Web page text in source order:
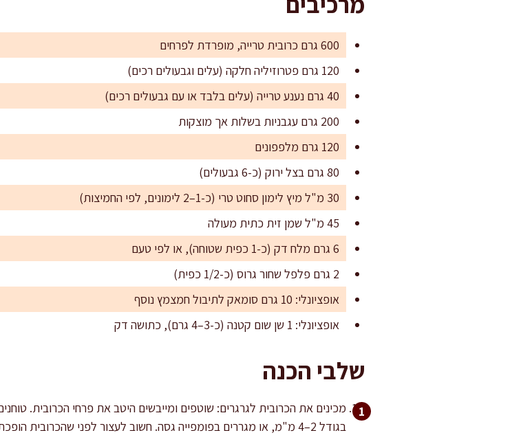
600 גרם כרובית טרייה, מופרדת לפרחים
120 גרם פטרוזיליה חלקה (עלים וגבעולים רכים)
40 גרם נענע טרייה (עלים בלבד או עם גבעולים רכים)
200 גרם עגבניות בשלות אך מוצקות
120 גרם מלפפונים
80 גרם בצל ירוק (כ-6 גבעולים)
30 מ"ל מיץ לימון סחוט טרי (כ-1–2 לימונים, לפי החמיצות)
45 מ"ל שמן זית כתית מעולה
6 גרם מלח דק (כ-1 כפית שטוחה), או לפי טעם
2 גרם פלפל שחור גרוס (כ-1/2 כפית)
אופציונלי: 10 גרם סומאק לתיבול חמצמץ נוסף
אופציונלי: 1 שן שום קטנה (כ-3–4 גרם), כתושה דק
שלבי הכנה
מכינים את הכרובית לגרגרים: שוטפים ומייבשים היטב את פרחי הכרובית.
בגודל 2–4 מ"מ, או מגררים בפומפייה גסה. חשוב לעצור לפני שהכרובית הופכת למחית.